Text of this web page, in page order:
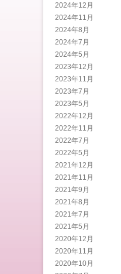
2024年12月
2024年11月
2024年8月
2024年7月
2024年5月
2023年12月
2023年11月
2023年7月
2023年5月
2022年12月
2022年11月
2022年7月
2022年5月
2021年12月
2021年11月
2021年9月
2021年8月
2021年7月
2021年5月
2020年12月
2020年11月
2020年10月